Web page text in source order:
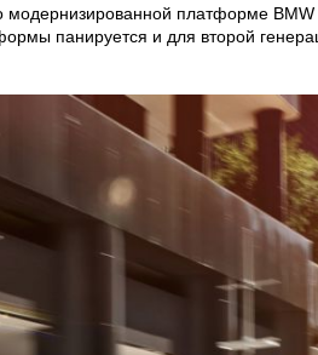
модернизированной платформе
панируется и для второй